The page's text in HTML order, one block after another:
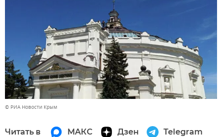
© РИА Новости Крым
Читать в МАКС Дзен Telegram